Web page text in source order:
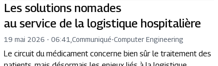
Les solutions nomades
au service de la logistique hospitalière
19 mai 2026 - 06:41 Communiqué-Computer Engineering
Le circuit du médicament concerne bien sûr le traitement des